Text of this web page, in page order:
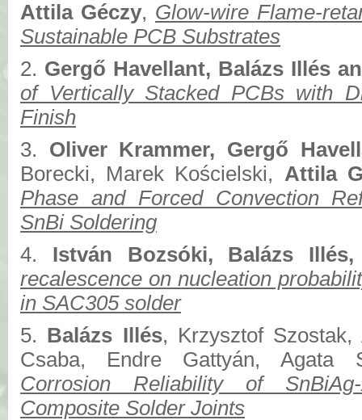
Attila Géczy, Glow-wire Flame-
Sustainable PCB Substrates
2. Gergő Havellant, Balázs Illés
of Vertically Stacked PCBs with
Finish
3. Oliver Krammer, Gergő
Borecki, Marek Kościelski, Attila
Phase and Forced Convection
SnBi Soldering
4. István Bozsóki, Balázs
recalescence on nucleation
in SAC305 solder
5. Balázs Illés, Krzysztof Szostak,
Csaba, Endre Gattyán, Agata
Corrosion Reliability of SnBiAg-
Composite Solder Joints